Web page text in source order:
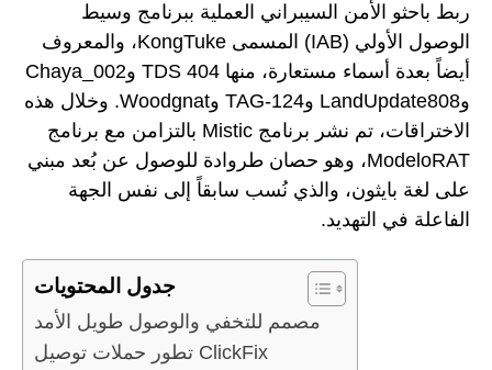
ربط باحثو الأمن السيبراني العملية ببرنامج وسيط
الوصول الأولي (IAB) المسمى KongTuke، والمعروف
أيضاً بعدة أسماء مستعارة، منها 404 TDS وChaya_002
وLandUpdate808 وTAG-124 وWoodgnat. وخلال هذه
الاختراقات، تم نشر برنامج Mistic بالتزامن مع برنامج
ModeloRAT، وهو حصان طروادة للوصول عن بُعد مبني
على لغة بايثون، والذي نُسب سابقاً إلى نفس الجهة
الفاعلة في التهديد.
جدول المحتويات
مصمم للتخفي والوصول طويل الأمد
تطور حملات توصيل ClickFix